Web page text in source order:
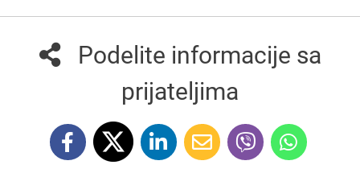
Podelite informacije sa
prijateljima